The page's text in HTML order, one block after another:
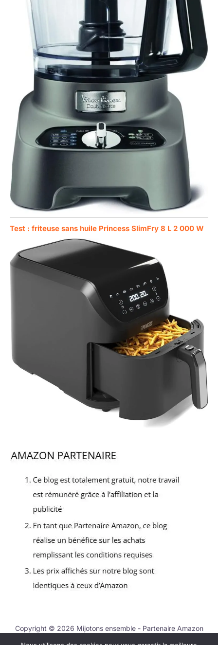
Test : friteuse sans huile Princess SlimFry 8 L 2 000 W
Copyright © 2026 Mijotons ensemble - Partenaire Amazon